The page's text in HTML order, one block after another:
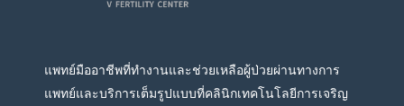
แพทย์มืออาชีพที่ทำงานและช่วยเหลือผู้ป่วยผ่านทางการ
แพทย์และบริการเต็มรูปแบบที่คลินิกเทคโนโลยีการเจริญ